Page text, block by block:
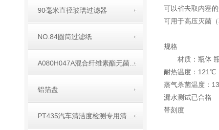
90毫米直径玻璃过滤器
NO.84圆筒过滤纸
A080H047A混合纤维素酯无菌过滤膜
铝箔盘
可以省去取内塞
可用于高压灭菌
规格
材质：瓶体
耐热温度：121℃
蒸气杀菌温度：
漏水测试已合格
帯刻度